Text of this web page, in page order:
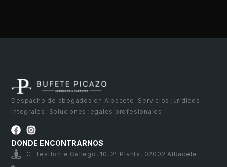
Despacho de abogados en Albacete. Servicios jurídicos
integrales. Soluciones legales profesionales.
DONDE ENCONTRARNOS
C. Tesifonte Gallego, 10, 2ª Planta, 02002 Albacete